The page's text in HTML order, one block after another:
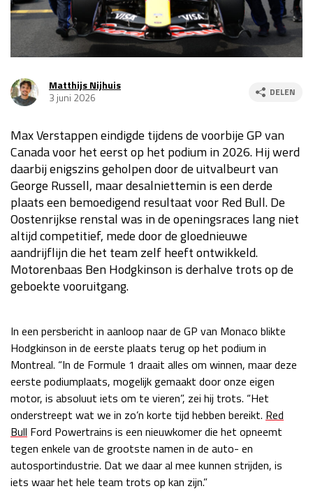
Race
za 13:00 - 15:00
Kwalificatie
za 23:00 - 00:00
Race
zo 21:00 - 23:00
GP MEXICO 2026 30 okt - 01 nov
Race
zo 21:00 - 23:00
Kwalificatie
za 19:00 - 20:00
Race
zo 18:00 - 20:00
LAS VEGAS GRAND PRIX 2026
Kwalificatie
za 05:00 - 06:00
Race
zo 05:00 - 07:00
GP QATAR 2026 27 - 29 nov
GP ABU DHABI 2026 04 - 06 dec
Kwalificatie
za 15:00 - 16:00
Race
zo 14:00 - 16:00
Matthijs Nijhuis
3 juni 2026
DELEN
Max Verstappen eindigde tijdens de voorbije GP van
Canada voor het eerst op het podium in 2026. Hij werd
daarbij enigszins geholpen door de uitvalbeurt van
George Russell, maar desalniettemin is een derde
plaats een bemoedigend resultaat voor Red Bull. De
Oostenrijkse renstal was in de openingsraces lang niet
altijd competitief, mede door de gloednieuwe
aandrijflijn die het team zelf heeft ontwikkeld.
Motorenbaas Ben Hodgkinson is derhalve trots op de
geboekte vooruitgang.
In een persbericht in aanloop naar de GP van Monaco blikte
Hodgkinson in de eerste plaats terug op het podium in
Montreal. “In de Formule 1 draait alles om winnen, maar deze
eerste podiumplaats, mogelijk gemaakt door onze eigen
motor, is absoluut iets om te vieren”, zei hij trots. “Het
onderstreept wat we in zo’n korte tijd hebben bereikt. Red
Bull Ford Powertrains is een nieuwkomer die het opneemt
tegen enkele van de grootste namen in de auto- en
autosportindustrie. Dat we daar al mee kunnen strijden, is
iets waar het hele team trots op kan zijn.”